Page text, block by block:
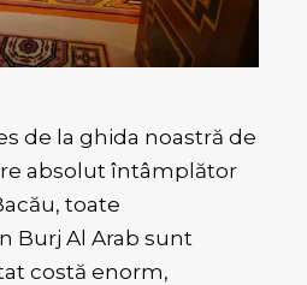
de la ghida noastră de
absolut întâmplător
toate
Burj Al Arab sunt
costă enorm,